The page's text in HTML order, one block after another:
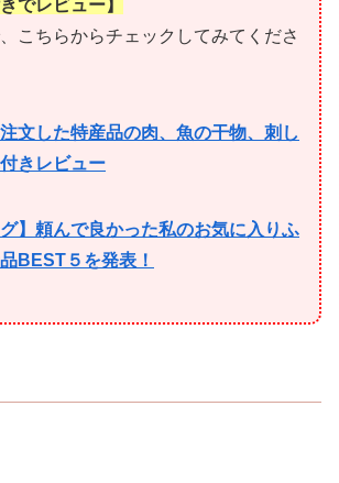
でレビュー】
こちらからチェックしてみてくださ
注文した特産品の肉、魚の干物、刺し
きレビュー
グ】頼んで良かった私のお気に入りふ
BEST５を発表！